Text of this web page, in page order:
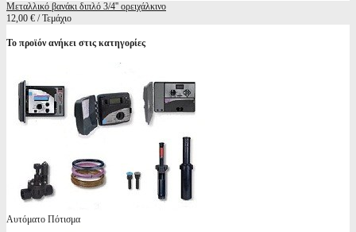
Μεταλλικό βανάκι διπλό 3/4'' ορειχάλκινο
12,00 € / Τεμάχιο
Το προϊόν ανήκει στις κατηγορίες
Αυτόματο Πότισμα